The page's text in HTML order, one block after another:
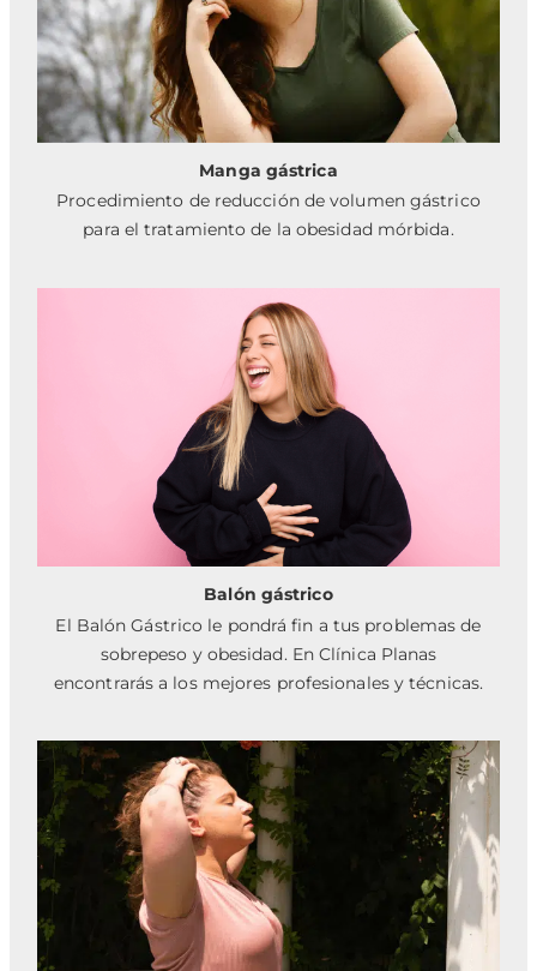
Manga gástrica
Procedimiento de reducción de volumen gástrico
para el tratamiento de la obesidad mórbida.
Balón gástrico
El Balón Gástrico le pondrá fin a tus problemas de
sobrepeso y obesidad. En Clínica Planas
encontrarás a los mejores profesionales y técnicas.